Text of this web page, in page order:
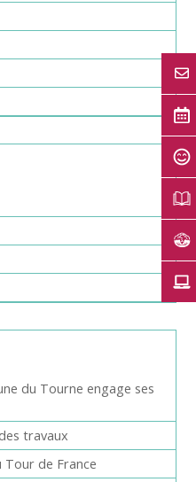
du Tourne engage ses
travaux
Tour de France